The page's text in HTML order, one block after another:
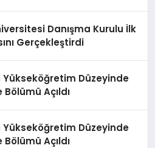
Danışma Kurulu İlk
Gerçekleştirdi
Yükseköğretim Düzeyinde
Bölümü Açıldı
Yükseköğretim Düzeyinde
Bölümü Açıldı